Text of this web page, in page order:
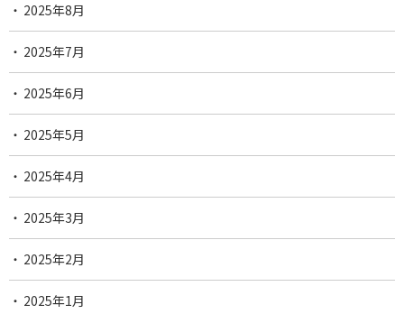
2025年8月
2025年7月
2025年6月
2025年5月
2025年4月
2025年3月
2025年2月
2025年1月